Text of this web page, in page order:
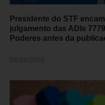
Presidente do STF
julgamento das ADIs
Poderes antes da